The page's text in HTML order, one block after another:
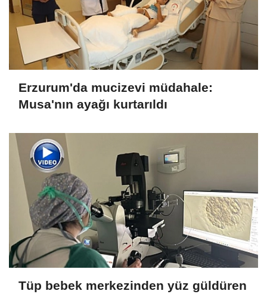
Erzurum'da mucizevi müdahale:
Musa'nın ayağı kurtarıldı
Tüp bebek merkezinden yüz güldüren